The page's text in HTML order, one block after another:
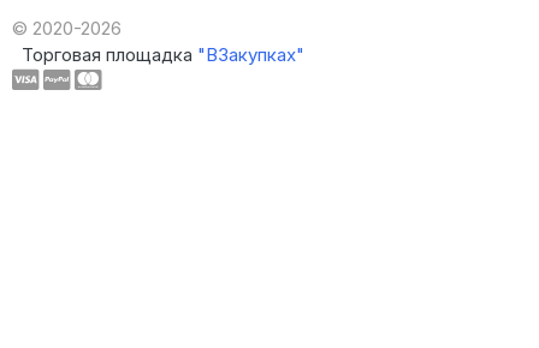
© 2020-2026
Торговая площадка "ВЗакупках"